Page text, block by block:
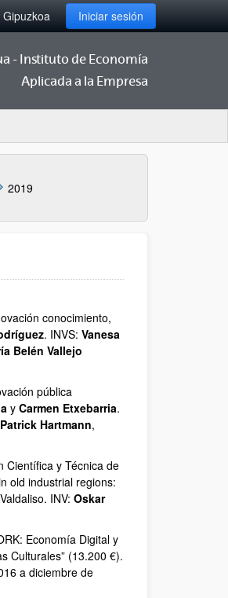
Iniciar sesión
- Instituto de Economía
Aplicada a la Empresa
2019
conocimiento,
. INVS: Vanesa
Belén Vallejo
pública
y Carmen Etxebarria.
Patrick Hartmann,
Científica y Técnica de
old industrial regions:
INV: Oskar
Economía Digital y
Culturales” (13.200 €).
a diciembre de